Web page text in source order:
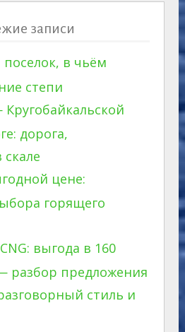
записи
поселок, в чьём
степи
дорога,
цене:
горящего
выгода в 160
разбор предложения
стиль и